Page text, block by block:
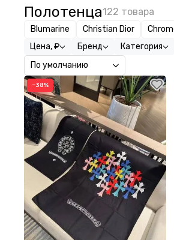
Полотенца
Blumarine Christian Dior
Цена, ₽
Бренд Категория
−38%